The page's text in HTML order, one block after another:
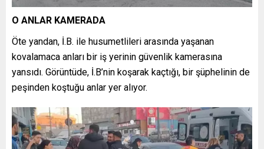
O ANLAR KAMERADA
Öte yandan, İ.B. ile husumetlileri arasında yaşanan
kovalamaca anları bir iş yerinin güvenlik kamerasına
yansıdı. Görüntüde, İ.B’nin koşarak kaçtığı, bir şüphelinin de
peşinden koştuğu anlar yer alıyor.